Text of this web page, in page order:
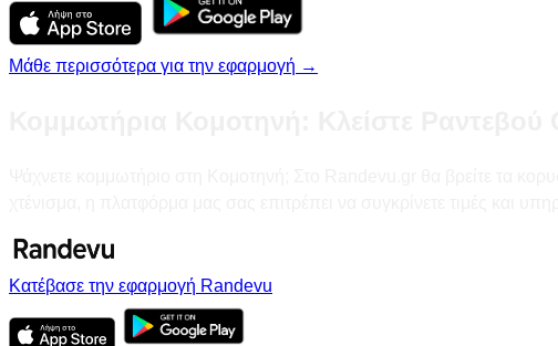
Μάθε περισσότερα για την εφαρμογή →
Κατέβασε την εφαρμογή Randevu